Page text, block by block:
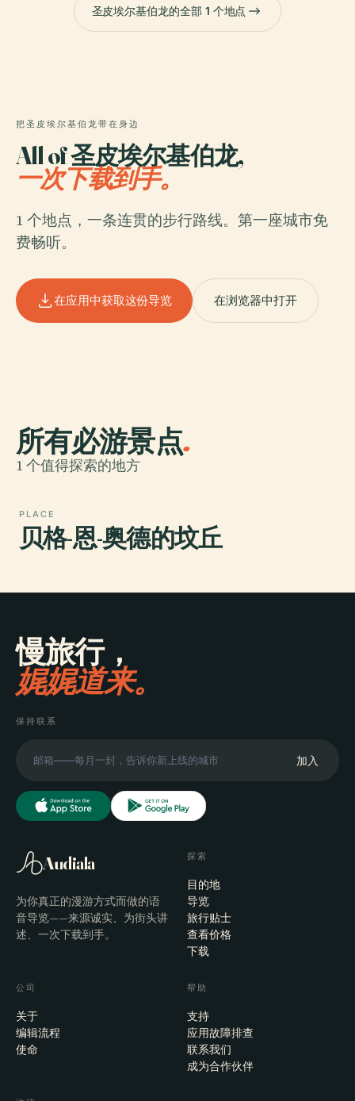
圣皮埃尔基伯龙的全部 1 个地点
把圣皮埃尔基伯龙带在身边
All of 圣皮埃尔基伯龙,
一次下载到手。
1 个地点，一条连贯的步行路线。第一座城市免
费畅听。
在应用中获取这份导览 在浏览器中打开
所有必游景点.
1 个值得探索的地方
PLACE
贝格-恩-奥德的坟丘
慢旅行，
娓娓道来。
保持联系
加入
Audiala
为你真正的漫游方式而做的语
音导览——来源诚实、为街头讲
述、一次下载到手。
探索
目的地
导览
旅行贴士
查看价格
下载
公司
关于
编辑流程
使命
帮助
支持
应用故障排查
联系我们
成为合作伙伴